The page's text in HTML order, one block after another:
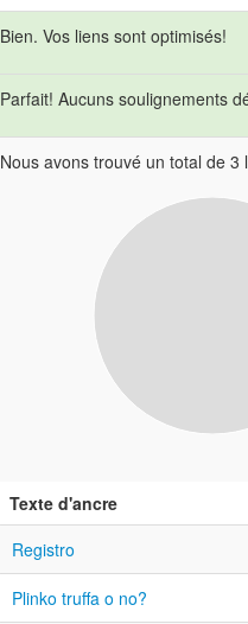
Bien. Vos liens sont optimisés!
Parfait! Aucuns soulignements
Nous avons trouvé un total de
Texte d'ancre
Registro
Plinko truffa o no?